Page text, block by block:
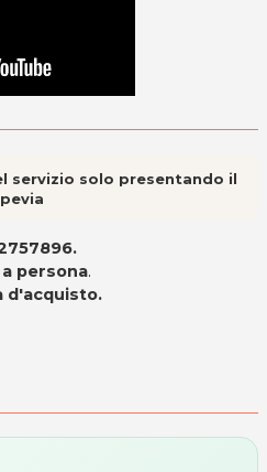
servizio solo presentando il
persona.
d'acquisto.